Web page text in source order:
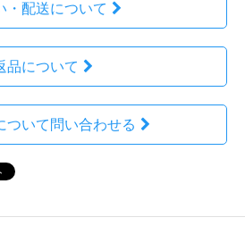
・配送について
品について
ついて問い合わせる